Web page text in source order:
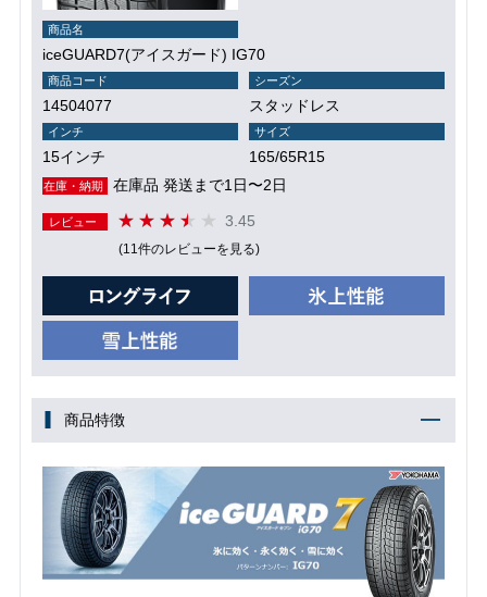
商品名
iceGUARD7(アイスガード) IG70
商品コード
14504077
シーズン
スタッドレス
インチ
15インチ
サイズ
165/65R15
在庫・納期 在庫品 発送まで1日〜2日
レビュー 3.45
(11件のレビューを見る)
商品特徴